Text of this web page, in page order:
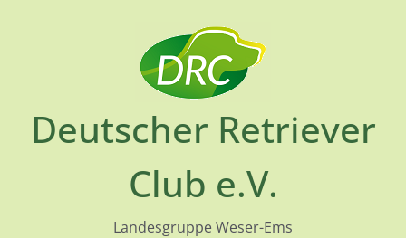
Deutscher Retriever
Club e.V.
Landesgruppe Weser-Ems